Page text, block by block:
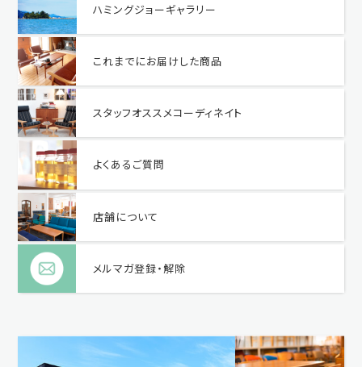
ハミングジョーギャラリー
これまでにお届けした商品
スタッフオススメコーディネイト
よくあるご質問
店舗について
メルマガ登録・解除